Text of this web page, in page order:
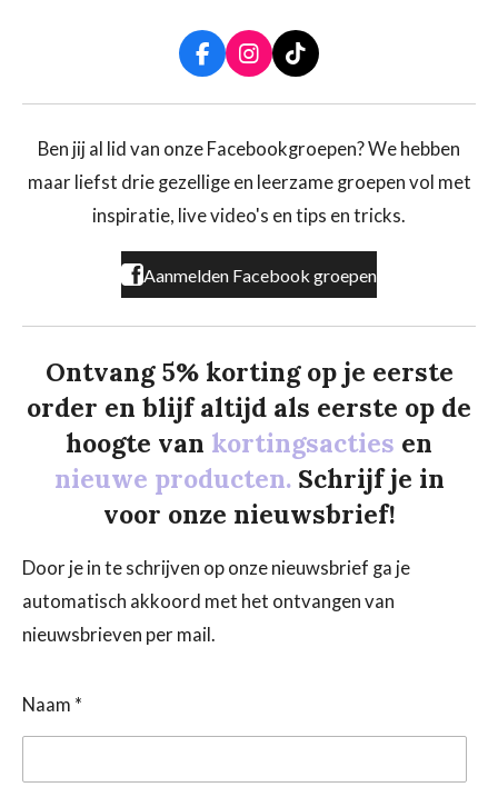
F
a
c
b
o
k
I
n
s
a
r
a
T
i
k
o
Ben jij al lid van onze Facebookgroepen? We hebben
maar liefst drie gezellige en leerzame groepen vol met
inspiratie, live video's en tips en tricks.
Aanmelden Facebook groepen
Ontvang 5% korting op je eerste
order en blijf altijd als eerste op de
hoogte van kortingsacties en
nieuwe producten. Schrijf je in
voor onze nieuwsbrief!
Door je in te schrijven op onze nieuwsbrief ga je
automatisch akkoord met het ontvangen van
nieuwsbrieven per mail.
Naam *